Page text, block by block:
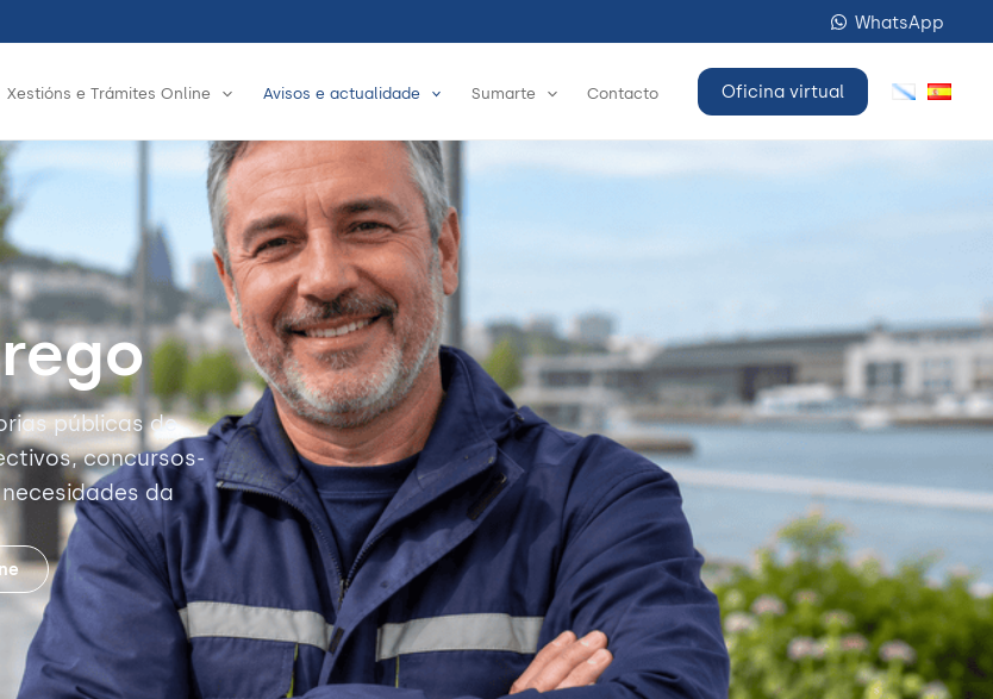
WhatsApp
Xestións e Trámites Online Avisos e actualidade Sumarte Contacto Oficina virtual
públicas de
concursos-
da